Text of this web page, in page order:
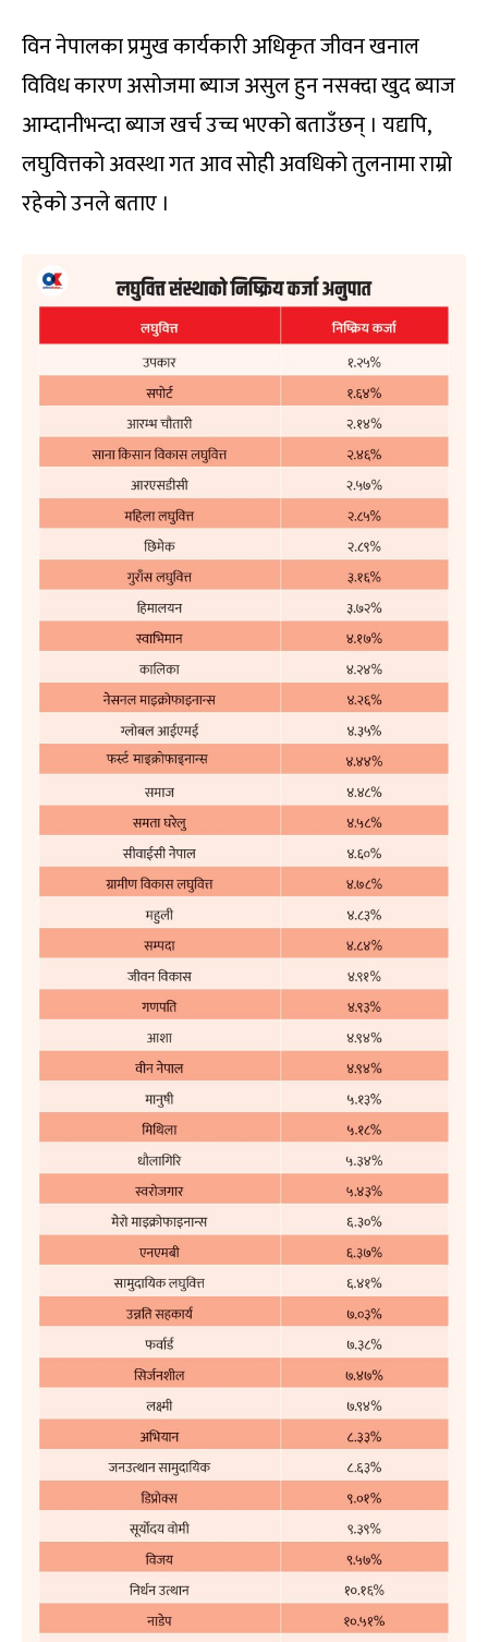
विन नेपालका प्रमुख कार्यकारी अधिकृत जीवन खनाल
विविध कारण असोजमा ब्याज असुल हुन नसक्दा खुद ब्याज
आम्दानीभन्दा ब्याज खर्च उच्च भएको बताउँछन् । यद्यपि,
लघुवित्तको अवस्था गत आव सोही अवधिको तुलनामा राम्रो
रहेको उनले बताए ।